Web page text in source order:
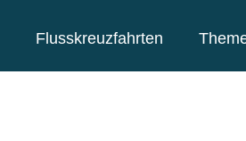
Flusskreuzfahrten